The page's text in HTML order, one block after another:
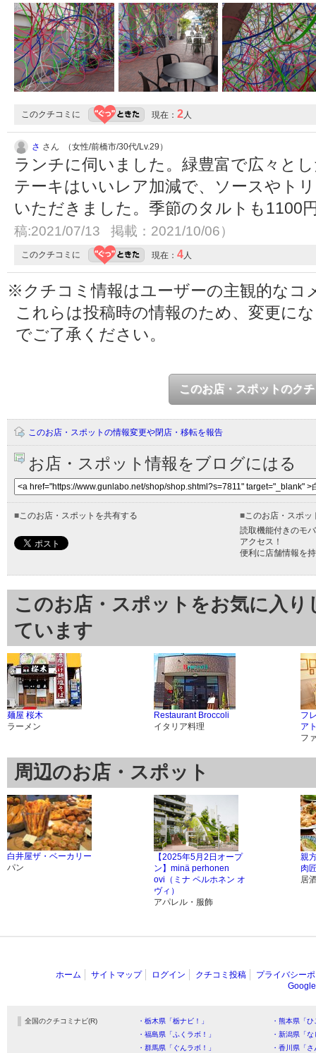
このクチコミに 現在： 2人
さ さん （女性/前橋市/30代/Lv.29）
ランチに伺いました。緑豊富で広々と
テーキはいいレア加減で、ソースやト
いただきました。季節のタルトも1100
稿:2021/07/13 掲載：2021/10/06）
このクチコミに 現在： 4人
※クチコミ情報はユーザーの主観的なコ
これらは投稿時の情報のため、変更に
でご了承ください。
このお店・スポットのク
このお店・スポットの情報変更や閉店・移転を報告
お店・スポット情報をブログにはる
■このお店・スポットを共有する ■このお店・スポッ
読取機能付きのモ
アクセス！
便利に店舗情報を
このお店・スポットをお気に入
ています
麺屋 桜木
ラーメン
Restaurant Broccoli
イタリア料理
フ
ア
フ
周辺のお店・スポット
白井屋ザ・ベーカリー
パン
【2025年5月2日オープ
ン】minä perhonen
ovi（ミナ ペルホネン オ
ヴィ）
アパレル・服飾
親
肉
居
ホーム サイトマップ ログイン クチコミ投稿
プライバシー
全国のクチコミナビ(R) ・栃木県「栃ナビ！」
・熊本県「
・福島県「ふくラボ！」
・新潟県「
・群馬県「ぐんラボ！」
・香川県「